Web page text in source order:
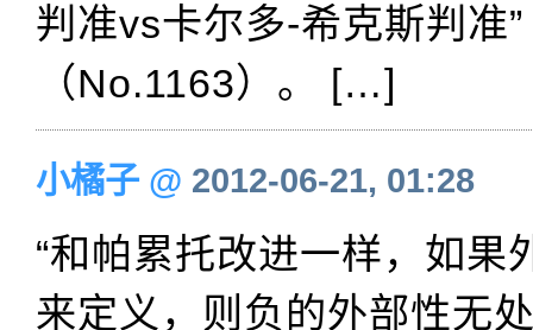
判准vs卡尔多-希克斯判准”
（No.1163）。 […]
小橘子@ 2012-06-21, 01:28
“和帕累托改进一样，如果
来定义，则负的外部性无